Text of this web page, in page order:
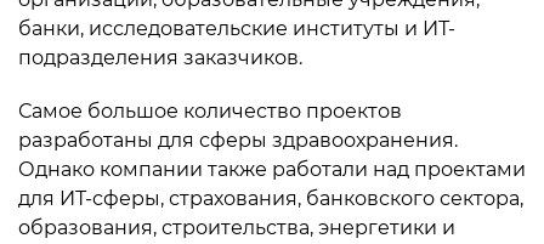
банки, исследовательские институты и ИТ-
подразделения заказчиков.
Самое большое количество проектов
разработаны для сферы здравоохранения.
Однако компании также работали над проектами
для ИТ-сферы, страхования, банковского сектора,
образования, строительства, энергетики и